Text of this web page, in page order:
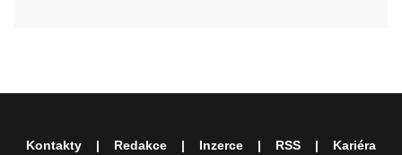
Kontakty Redakce Inzerce RSS Kariéra